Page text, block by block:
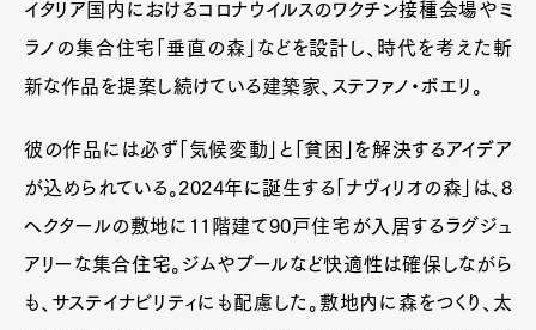
イタリア国内におけるコロナウイルスのワクチン接種会場やミ
ラノの集合住宅「垂直の森」などを設計し、時代を考えた斬
新な作品を提案し続けている建築家、ステファノ・ボエリ。
彼の作品には必ず「気候変動」と「貧困」を解決するアイデア
が込められている。2024年に誕生する「ナヴィリオの森」は、8
ヘクタールの敷地に11階建て90戸住宅が入居するラグジュ
アリーな集合住宅。ジムやプールなど快適性は確保しながら
も、サステイナビリティにも配慮した。敷地内に森をつくり、太